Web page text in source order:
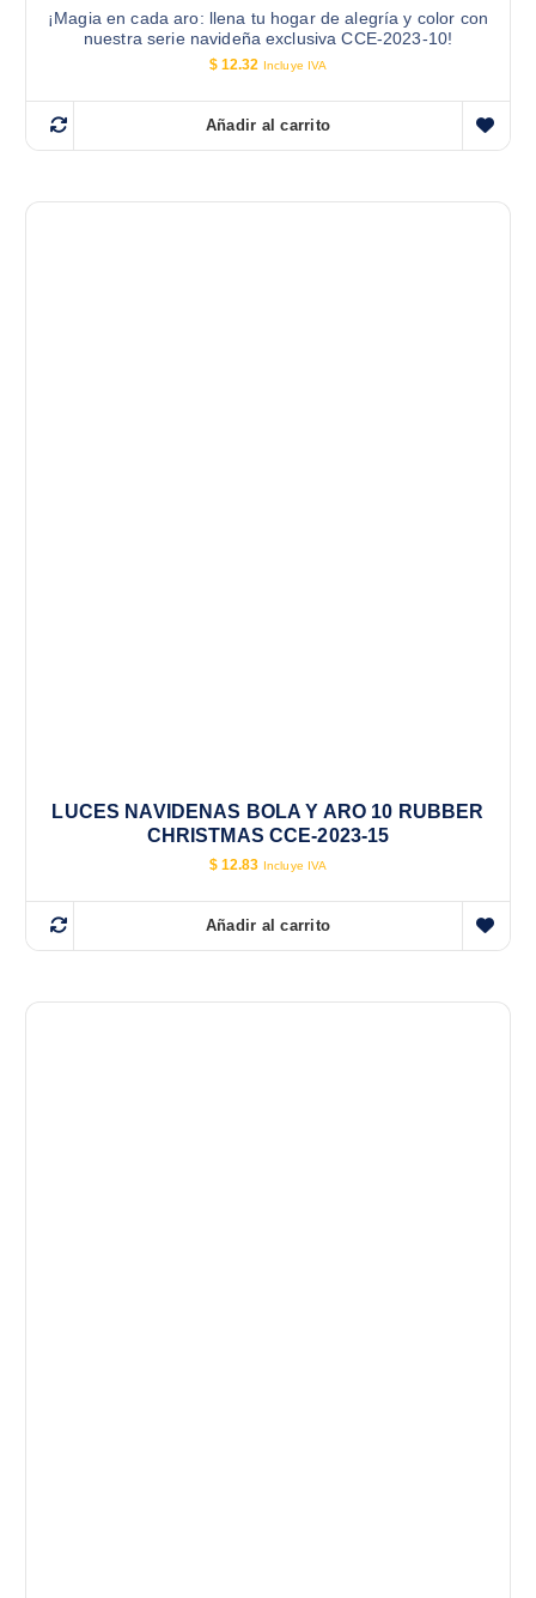
¡Magia en cada aro: llena tu hogar de alegría y color con
nuestra serie navideña exclusiva CCE-2023-10!
$12.32 Incluye IVA
Añadir al carrito
LUCES NAVIDENAS BOLA Y ARO 10 RUBBER
CHRISTMAS CCE-2023-15
$12.83 Incluye IVA
Añadir al carrito